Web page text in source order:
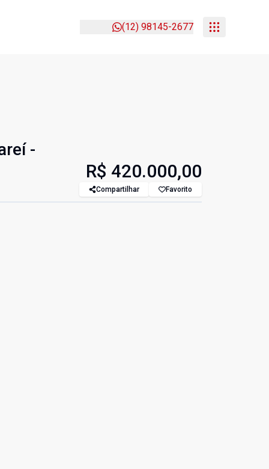
(12) 98145-2677
-
R$ 420.000,00
Compartilhar Favorito